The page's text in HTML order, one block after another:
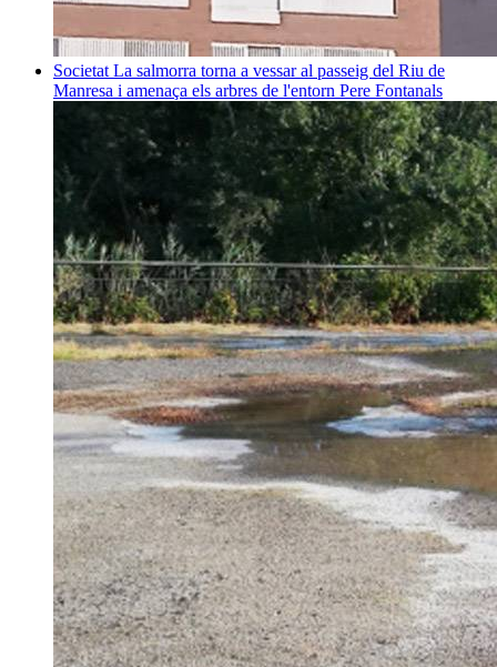
Societat La salmorra torna a vessar al passeig del Riu de
Manresa i amenaça els arbres de l'entorn Pere Fontanals